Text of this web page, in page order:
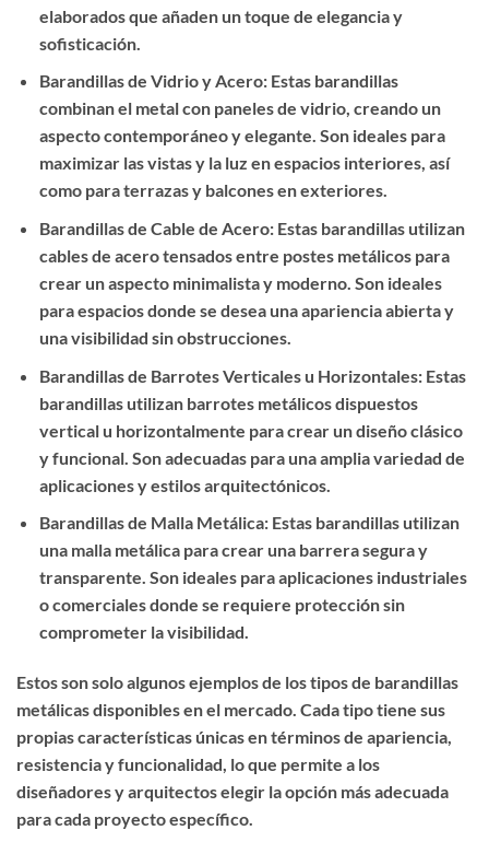
elaborados que añaden un toque de elegancia y
sofisticación.
Barandillas de Vidrio y Acero: Estas barandillas
combinan el metal con paneles de vidrio, creando un
aspecto contemporáneo y elegante. Son ideales para
maximizar las vistas y la luz en espacios interiores, así
como para terrazas y balcones en exteriores.
Barandillas de Cable de Acero: Estas barandillas utilizan
cables de acero tensados entre postes metálicos para
crear un aspecto minimalista y moderno. Son ideales
para espacios donde se desea una apariencia abierta y
una visibilidad sin obstrucciones.
Barandillas de Barrotes Verticales u Horizontales: Estas
barandillas utilizan barrotes metálicos dispuestos
vertical u horizontalmente para crear un diseño clásico
y funcional. Son adecuadas para una amplia variedad de
aplicaciones y estilos arquitectónicos.
Barandillas de Malla Metálica: Estas barandillas utilizan
una malla metálica para crear una barrera segura y
transparente. Son ideales para aplicaciones industriales
o comerciales donde se requiere protección sin
comprometer la visibilidad.
Estos son solo algunos ejemplos de los tipos de barandillas
metálicas disponibles en el mercado. Cada tipo tiene sus
propias características únicas en términos de apariencia,
resistencia y funcionalidad, lo que permite a los
diseñadores y arquitectos elegir la opción más adecuada
para cada proyecto específico.